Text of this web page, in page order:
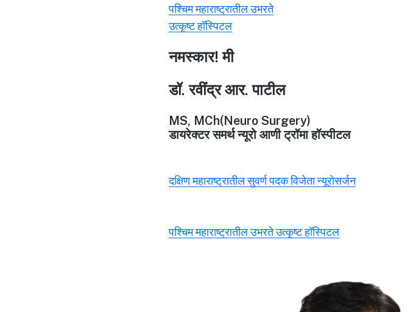
पश्चिम महाराष्ट्रातील उभरते
उत्कृष्ट हॉस्पिटल
नमस्कार! मी
डॉ. रवींद्र आर. पाटील
MS, MCh(Neuro Surgery)
डायरेक्टर समर्थ न्यूरो आणी ट्रॉमा हॉस्पीटल
दक्षिण महाराष्ट्रातील सुवर्ण पदक विजेता न्यूरोसर्जन
पश्चिम महाराष्ट्रातील उभरते उत्कृष्ट हॉस्पिटल